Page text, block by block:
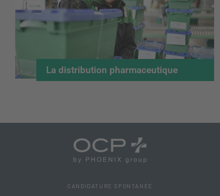
La distribution pharmaceutique
CANDIDATURE SPONTANÉE